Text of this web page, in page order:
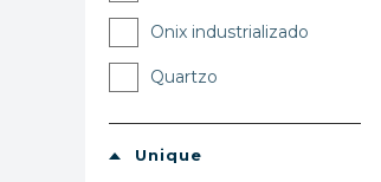
Onix industrializado
Quartzo
Unique